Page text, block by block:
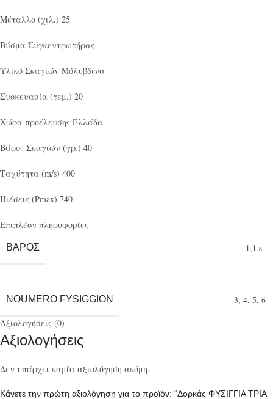
Μέταλλο (χιλ.) 25
Βύσμα Συγκεντρωτήρας
Υλικό Σκαγιών Μόλυβδινα
Συσκευασία (τεμ.) 20
Χώρα προέλευσης Ελλάδα
Βάρος Σκαγιών (γρ.) 40
Ταχύτητα (m/s) 400
Πιέσεις (Pmax) 740
Επιπλέον πληροφορίες
ΒΆΡΟΣ 1,1 κ.
NOUMERO FYSIGGION 3, 4, 5, 6
Αξιολογήσεις (0)
Αξιολογήσεις
Δεν υπάρχει καμία αξιολόγηση ακόμη.
Κάνετε την πρώτη αξιολόγηση για το προϊόν: “Δορκάς ΦΥΣΙΓΓΙΑ ΤΡΙΑ